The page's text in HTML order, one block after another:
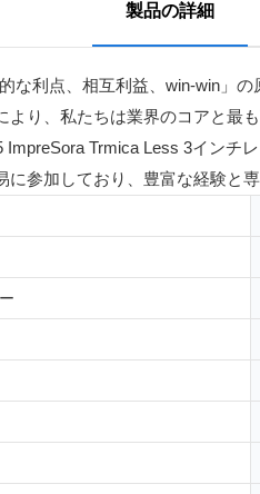
製品の詳細
な利点、相互利益、win-win」
り、私たちは業界のコアと最
Trmica Less 3インチ
参加しており、豊富な経験と